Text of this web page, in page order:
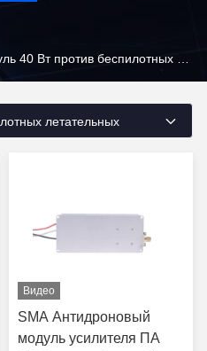
летательных
Видео
SMA Антидроновый
модуль усилителя ПА